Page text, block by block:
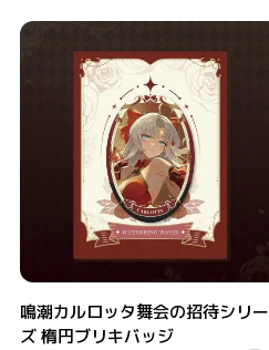
鳴潮カルロッタ舞会の招待シリー
ズ 楕円ブリキバッジ